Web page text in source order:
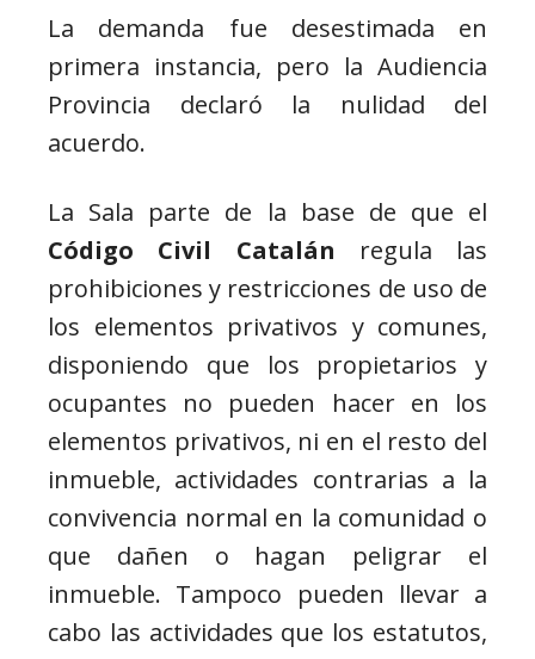
La demanda fue desestimada en
primera instancia, pero la Audiencia
Provincia declaró la nulidad del
acuerdo.
La Sala parte de la base de que el
Código Civil Catalán regula las
prohibiciones y restricciones de uso de
los elementos privativos y comunes,
disponiendo que los propietarios y
ocupantes no pueden hacer en los
elementos privativos, ni en el resto del
inmueble, actividades contrarias a la
convivencia normal en la comunidad o
que dañen o hagan peligrar el
inmueble. Tampoco pueden llevar a
cabo las actividades que los estatutos,